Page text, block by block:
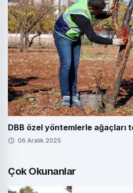
DBB özel yöntemlerle ağaçları
06 Aralık 2025
Çok Okunanlar